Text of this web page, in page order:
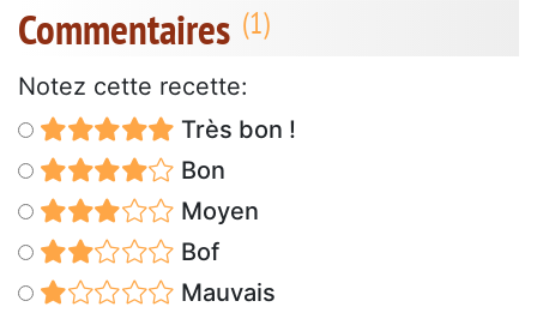
Commentaires
Notez cette recette:
Très bon !
Bon
Moyen
Bof
Mauvais